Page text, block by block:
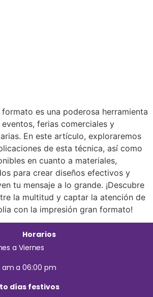
es una poderosa herramienta
ferias comerciales y
En este artículo, exploraremos
de esta técnica, así como
en cuanto a materiales,
para crear diseños efectivos y
tu mensaje a lo grande. ¡Descubre
la multitud y captar la atención de
con la impresión gran formato!
Horarios
a Viernes
am a 06:00 pm
días festivos